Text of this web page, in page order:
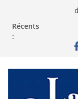
Récents
: